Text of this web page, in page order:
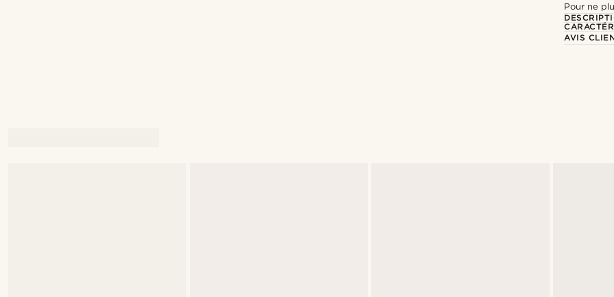
Pour ne
AVIS